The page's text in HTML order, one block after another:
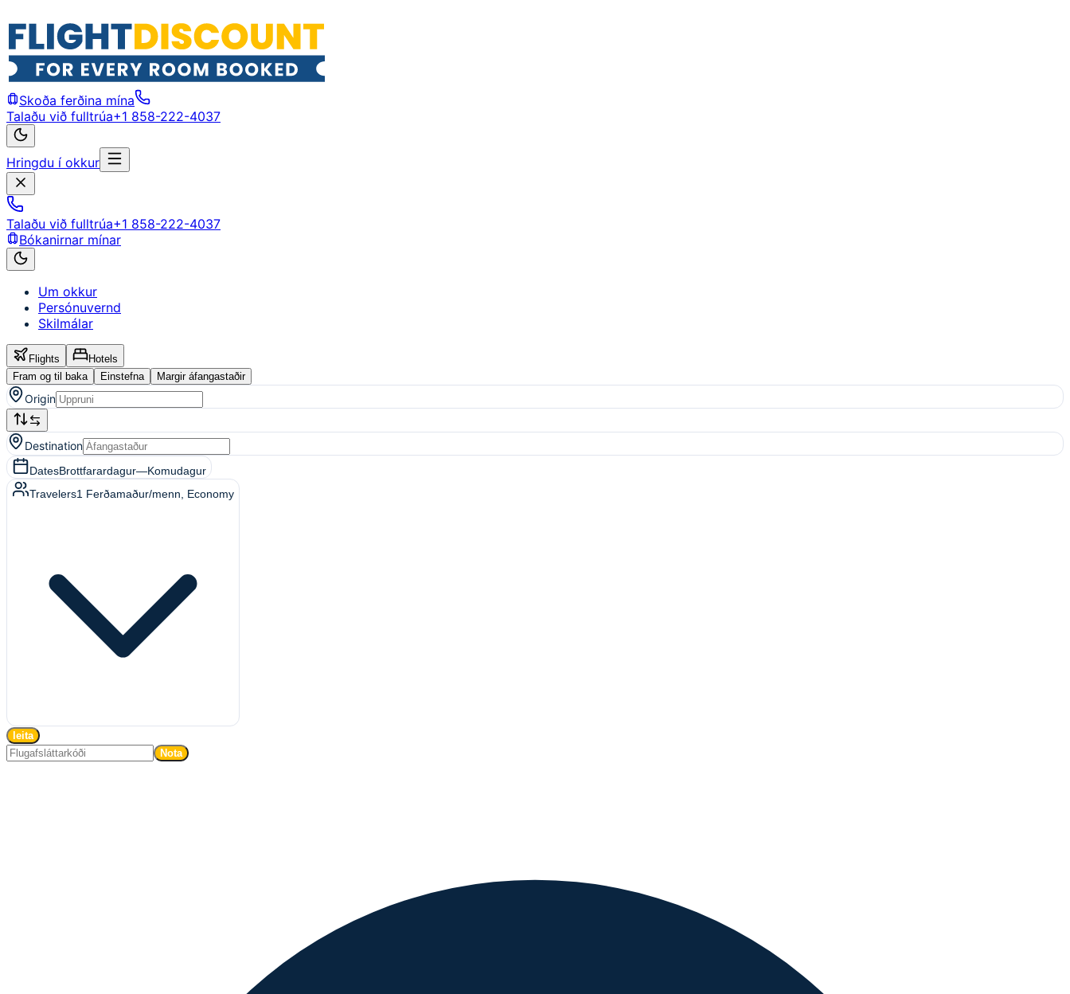
Skoða ferðina mína
Talaðu við fulltrúa+1 858-222-4037
Hringdu í okkur
Talaðu við fulltrúa+1 858-222-4037
Bókanirnar mínar
Um okkur
Persónuvernd
Skilmálar
Flights
Hotels
Fram og til baka
Einstefna Margir áfangastaðir
Origin
Destination
DatesBrottfarardagur—Komudagur
Travelers1 Ferðamaður/menn , Economy
leita
Nota